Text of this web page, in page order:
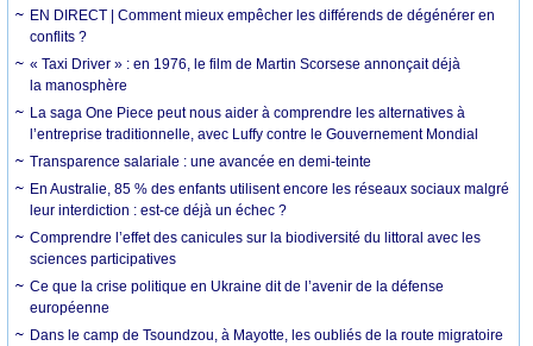
EN DIRECT | Comment mieux empêcher les différends de dégénérer en
conflits ?
« Taxi Driver » : en 1976, le film de Martin Scorsese annonçait déjà
la manosphère
La saga One Piece peut nous aider à comprendre les alternatives à
l’entreprise traditionnelle, avec Luffy contre le Gouvernement Mondial
Transparence salariale : une avancée en demi-teinte
En Australie, 85 % des enfants utilisent encore les réseaux sociaux malgré
leur interdiction : est-ce déjà un échec ?
Comprendre l’effet des canicules sur la biodiversité du littoral avec les
sciences participatives
Ce que la crise politique en Ukraine dit de l’avenir de la défense
européenne
Dans le camp de Tsoundzou, à Mayotte, les oubliés de la route migratoire